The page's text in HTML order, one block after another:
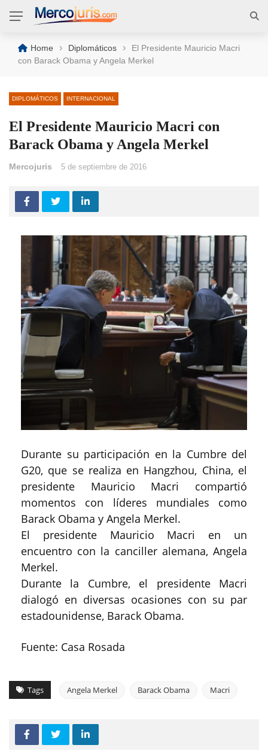
Home › Diplomáticos ›
El Presidente Mauricio Macri
con Barack Obama y Angela Merkel
DIPLOMÁTICOS INTERNACIONAL
El Presidente Mauricio Macri con
Barack Obama y Angela Merkel
Mercojuris 5 de septiembre de 2016
Durante su participación en la Cumbre del
G20, que se realiza en Hangzhou, China, el
presidente Mauricio Macri compartió
momentos con líderes mundiales como
Barack Obama y Angela Merkel.
El presidente Mauricio Macri en un
encuentro con la canciller alemana, Angela
Merkel.
Durante la Cumbre, el presidente Macri
dialogó en diversas ocasiones con su par
estadounidense, Barack Obama.
Fuente: Casa Rosada
Tags Angela Merkel Barack Obama Macri